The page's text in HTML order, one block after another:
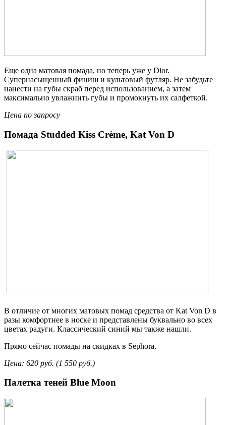
Еще одна матовая помада, но теперь уже у Dior.
Cупернасыщенный финиш и культовый футляр. Не забудьте
нанести на губы скраб перед использованием, а затем
максимально увлажнить губы и промокнуть их салфеткой.
Цена по запросу
Помада Studded Kiss Crème, Kat Von D
В отличие от многих матовых помад средства от Kat Von D в
разы комфортнее в носке и представлены буквально во всех
цветах радуги. Классический синий мы также нашли.
Прямо сейчас помады на скидках в Sephora.
Цена: 620 руб. (1 550 руб.)
Палетка теней Blue Moon